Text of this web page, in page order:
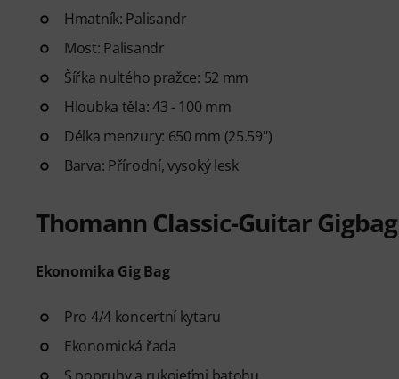
Hmatník: Palisandr
Most: Palisandr
Šířka nultého pražce: 52 mm
Hloubka těla: 43 - 100 mm
Délka menzury: 650 mm (25.59")
Barva: Přírodní, vysoký lesk
Thomann Classic-Guitar Gigbag
Ekonomika Gig Bag
Pro 4/4 koncertní kytaru
Ekonomická řada